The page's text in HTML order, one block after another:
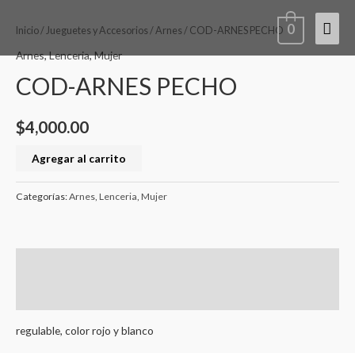
contenido
0
Inicio/Jueguetes y Accesorios /Arnes / COD-ARNES PECHO
Arnes,Lenceria,Mujer
COD-ARNES PECHO
$4,000.00
ARNES
PECHO
Agregar al carrito
Categorías:Arnes Lenceria Mujer
regulable, color rojo y blanco